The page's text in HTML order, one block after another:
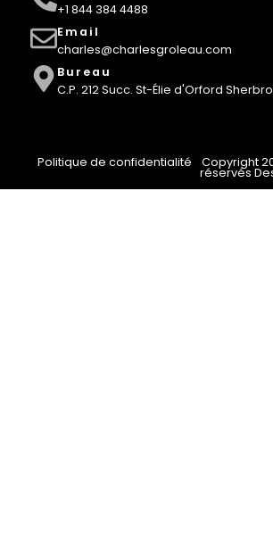
+1 844 384 4488
Email
charles@charlesgroleau.com
Bureau
C.P. 212 Succ. St-Élie d'Orford
Politique de confidentialité Copyright
réservés